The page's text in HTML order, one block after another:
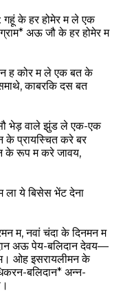
गहूं के हर होमेर म ले एक
अऊ जौ के हर होमेर म
ह कोर म ले एक बत के
काबरकि दस बत
भेड़ वाले झुंड ले एक-एक
प्रायस्चित करे बर
के रूप म करे जावय,
ला ये बिसेस भेंट देना
म, नवां चंदा के दिनमन म
अऊ पेय-बलिदान देवय—
म। ओह इसरायलीमन के
बलिदान* अन्न-